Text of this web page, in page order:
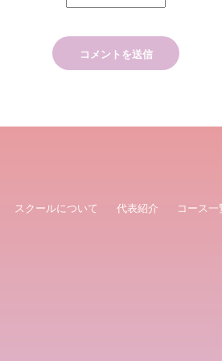
スクールについて 代表紹介 コース一